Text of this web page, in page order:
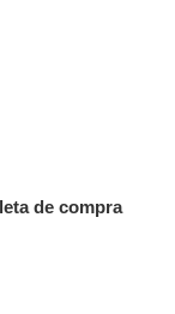
de compra